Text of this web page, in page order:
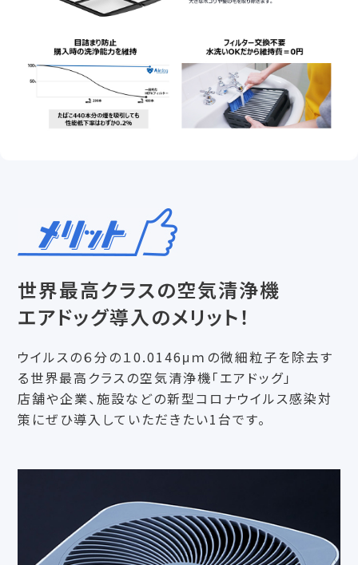
世界最高クラスの空気清浄機
エアドッグ導入のメリット！
ウイルスの６分の１0.0146μｍの微細粒子を除去す
る世界最高クラスの空気清浄機「エアドッグ」
店舗や企業、施設などの新型コロナウイルス感染対
策にぜひ導入していただきたい1台です。